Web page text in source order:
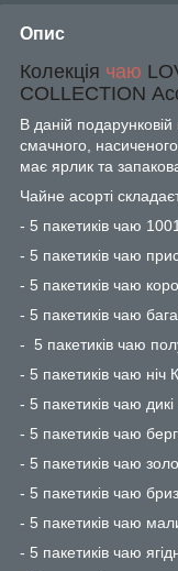
Опис
Колекція чаю
COLLECTION
В даній
смачного,
має ярлик та
Чайне асорті
- 5 пакетиків чаю
- 5 пакетиків чаю
- 5 пакетиків чаю
- 5 пакетиків чаю
- 5 пакетиків чаю
- 5 пакетиків чаю ніч
- 5 пакетиків чаю
- 5 пакетиків чаю
- 5 пакетиків чаю
- 5 пакетиків чаю
- 5 пакетиків чаю
- 5 пакетиків чаю